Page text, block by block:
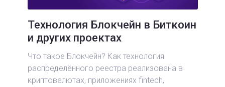
Технология Блокчейн в Биткоин
и других проектах
Что такое Блокчейн? Как технология
распределённого реестра реализована в
криптовалютах, приложениях fintech,